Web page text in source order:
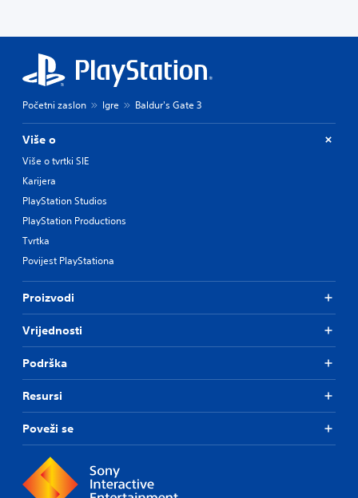
Početni zaslon Igre Baldur's Gate 3
Više o
Više o tvrtki SIE
Karijera
PlayStation Studios
PlayStation Productions
Tvrtka
Povijest PlayStationa
Proizvodi
Vrijednosti
Podrška
Resursi
Poveži se